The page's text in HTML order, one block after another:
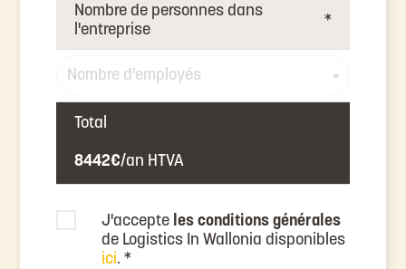
Nombre de personnes dans
l'entreprise
*
Total
8442€/an HTVA
J'accepte les conditions générales
de Logistics In Wallonia disponibles
ici. *